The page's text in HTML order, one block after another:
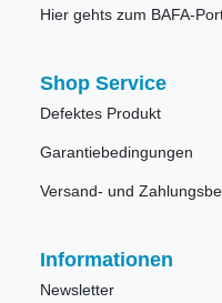
Hier gehts zum BAFA-
Shop Service
Defektes Produkt
Garantiebedingungen
Versand- und
Informationen
Newsletter